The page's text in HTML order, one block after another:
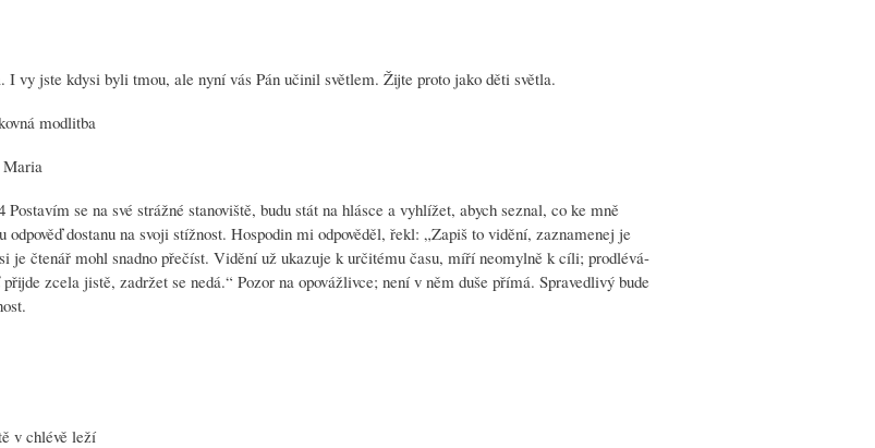
I vy jste kdysi byli tmou, ale nyní vás Pán učinil světlem. Žijte proto jako děti světla.
modlitba
Maria
se na své strážné stanoviště, budu stát na hlásce a vyhlížet, abych seznal, co ke mně
odpověď dostanu na svoji stížnost. Hospodin mi odpověděl, řekl: „Zapiš to vidění, zaznamenej je
je čtenář mohl snadno přečíst. Vidění už ukazuje k určitému času, míří neomylně k cíli; prodlévá-
zcela jistě, zadržet se nedá.“ Pozor na opovážlivce; není v něm duše přímá. Spravedlivý bude
v chlévě leží